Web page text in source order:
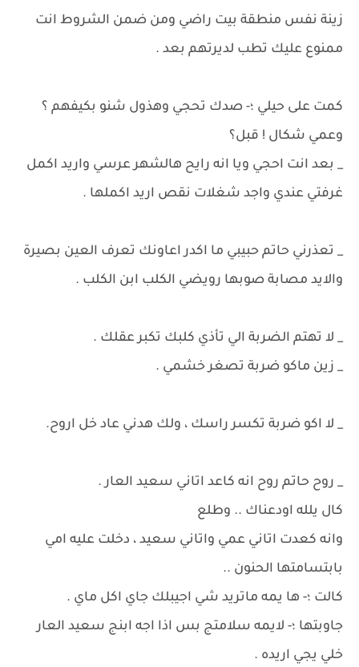
زينة نفس منطقة بيت راضي ومن ضمن الشروط انت
ممنوع عليك تطب لديرتهم بعد .
كمت على حيلي ؛- صدك تحجي وهذول شنو بكيفهم ؟
وعمي شكال ! قبل؟
_ بعد انت احجي ويا انه رايح هالشهر عرسي واريد اكمل
غرفتي عندي واجد شغلات نقص اريد اكملها .
_ تعذرني حاتم حبيبي ما اكدر اعاونك تعرف العين بصيرة
والايد مصابة صوبها رويضي الكلب ابن الكلب .
_ لا تهتم الضربة الي تأذي كلبك تكبر عقلك .
_ زين ماكو ضربة تصغر خشمي .
_ لا اكو ضربة تكسر راسك ، ولك هدني عاد خل اروح.
_ روح حاتم روح انه كاعد اتاني سعيد العار .
كال يلله اودعناك .. وطلع
وانه كعدت اتاني عمي واتاني سعيد ، دخلت عليه امي
بابتسامتها الحنون ..
كالت ؛- ها يمه ماتريد شي اجيبلك جاي اكل ماي .
جاوبتها ؛- لايمه سلامتج بس اذا اجه ابنج سعيد العار
خلي يجي اريده .